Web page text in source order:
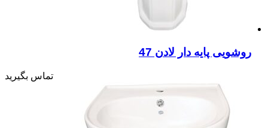
روشویی پایه دار لادن 47
تماس بگیرید